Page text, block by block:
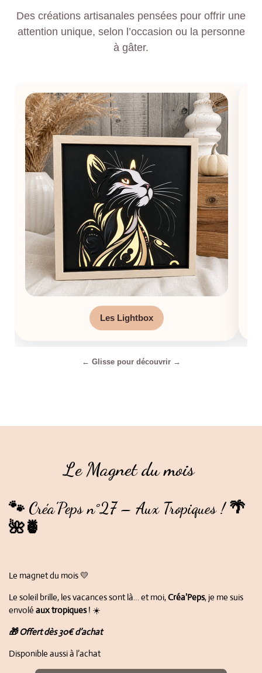
Des créations artisanales pensées pour offrir une
attention unique, selon l’occasion ou la personne
à gâter.
Les Lightbox
← Glisse pour découvrir →
Le Magnet du mois
🐾 Créa’Peps n°27 – Aux Tropiques ! 🌴
🌺🍍
Le magnet du mois 💛
Le soleil brille, les vacances sont là… et moi,Créa'Peps, je me suis
envolé aux tropiques! ☀️
🎁 Offert dès 30€ d’achat
Disponible aussi à l’achat